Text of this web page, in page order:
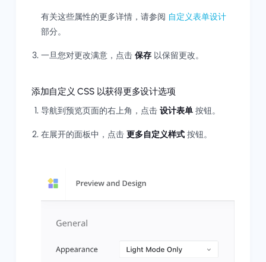
有关这些属性的更多详情，请参阅 自定义表单设计
部分。
一旦您对更改满意，点击 保存以保留更改。
添加自定义 CSS 以获得更多设计选项
导航到预览页面的右上角，点击 设计表单按钮。
在展开的面板中，点击 更多自定义样式按钮。